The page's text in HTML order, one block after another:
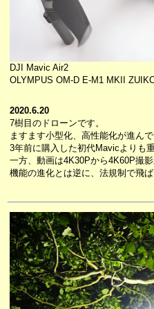
DJI Mavic Air2
OLYMPUS OM-D E-M1 MKII
2020.6.20
7樹目のドローンです。
ますます小型化、高性能化が進んで
3年前に購入した初代Mavicよりも
一方、動画は4K30Pから4K60P撮
機能の進化とは逆に、法規制で飛ば